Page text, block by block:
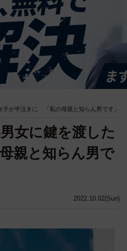
が半泣きに 「私の母親と知らん男です」
2022.10.02(Sun)
女に鍵を渡した
親と知らん男で